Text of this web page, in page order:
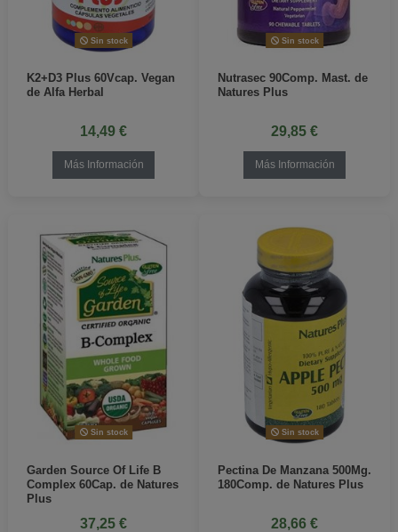
Sin stock
K2+D3 Plus 60Vcap. Vegan
de Alfa Herbal
14,49 €
Más Información
Sin stock
Nutrasec 90Comp. Mast. de
Natures Plus
29,85 €
Más Información
Sin stock
Garden Source Of Life B
Complex 60Cap. de Natures
Plus
37,25 €
Sin stock
Pectina De Manzana 500Mg.
180Comp. de Natures Plus
28,66 €